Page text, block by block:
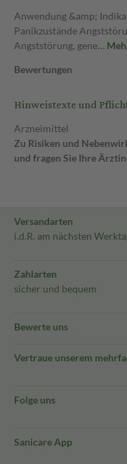
Anwendung &amp;
Panikzustände
Angststörung, gene…
Bewertungen
Hinweistexte und
Arzneimittel
Zu Risiken und
und fragen Sie Ihre
Versandarten
i.d.R. am nächsten
Zahlarten
sicher und bequem
Bewerte uns
Vertraue unserem
Folge uns
Sanicare App